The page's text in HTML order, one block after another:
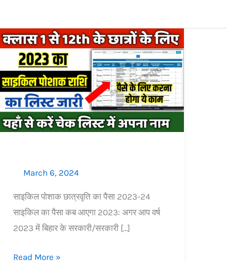
March 6, 2024
साइकिल पोशाक छात्रवृति का पैसा 2023-24
साइकिल का पैसा कब आएगा 2023: अगर आप वर्ष
2023 में बिहार के सरकारी/सरकारी […]
Cycle
Poshak
Chhatrvriti
ka
paisa
2023-
24:
चेक
करें
नाम
Read More »